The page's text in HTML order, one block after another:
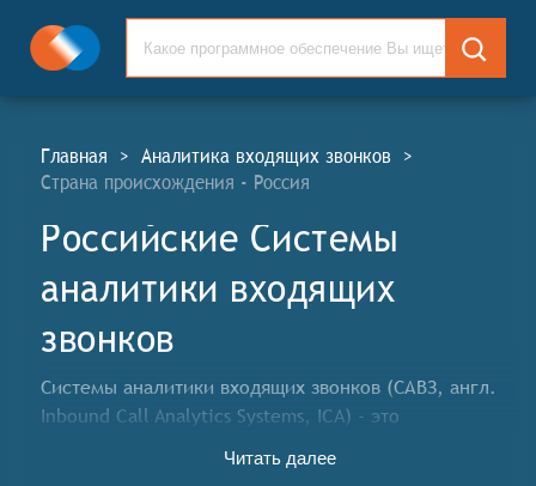
Главная > Аналитика входящих звонков >
Страна происхождения - Россия
Российские Системы
аналитики входящих
звонков
Системы аналитики входящих звонков (САВЗ, англ.
Inbound Call Analytics Systems, ICA) - это
оптимизации качества телефонных обращений лидов
Читать далее